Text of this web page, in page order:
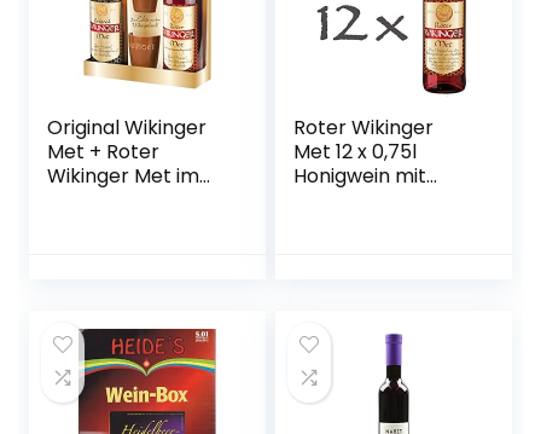
Original Wikinger
Met + Roter
Wikinger Met im
Norddeutschland |
fruchtig
aromatisch | Das
Original
Roter Wikinger
Met 12 x 0,75l
Honigwein mit